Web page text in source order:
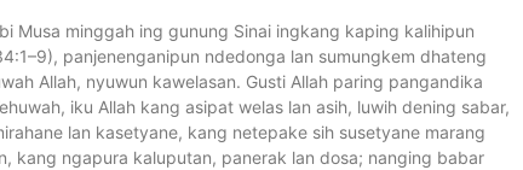
Musa minggah ing gunung Sinai ingkang kaping kalihipun
panjenenganipun ndedonga lan sumungkem dhateng
Allah, nyuwun kawelasan. Gusti Allah paring pangandika
iku Allah kang asipat welas lan asih, luwih dening sabar,
lan kasetyane, kang netepake sih susetyane marang
kang ngapura kaluputan, panerak lan dosa; nanging babar